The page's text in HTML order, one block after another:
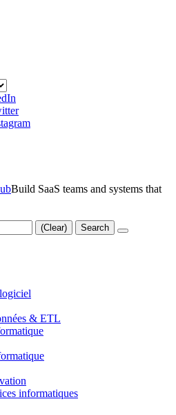
Build SaaS teams and systems that
(Clear) Search
& ETL
informatiques